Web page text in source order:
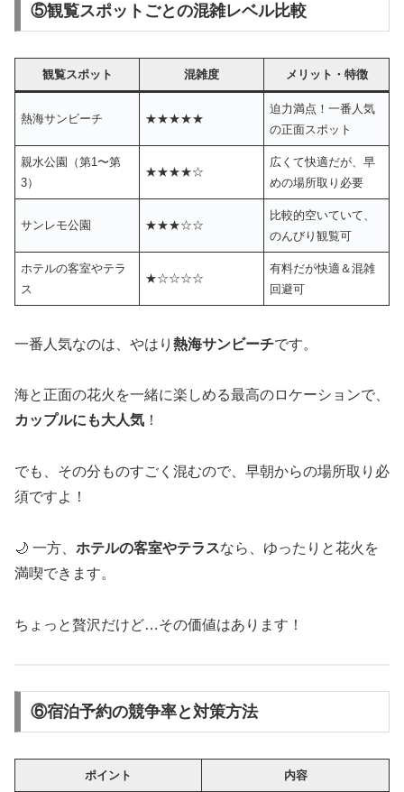
⑤観覧スポットごとの混雑レベル比較
観覧スポット 混雑度 メリット・特徴
熱海サンビーチ ★★★★★
迫力満点！一番人気
の正面スポット
親水公園（第1〜第
3）
★★★★☆
広くて快適だが、早
めの場所取り必要
サンレモ公園 ★★★☆☆
比較的空いていて、
のんびり観覧可
ホテルの客室やテラ
ス
★☆☆☆☆
有料だが快適＆混雑
回避可
一番人気なのは、やはり 熱海サンビーチです。
海と正面の花火を一緒に楽しめる最高のロケーションで、
カップルにも大人気 ！
でも、その分ものすごく混むので、早朝からの場所取り必
須ですよ！
🌙 一方、 ホテルの客室やテラスなら、ゆったりと花火を
満喫できます。
ちょっと贅沢だけど…その価値はあります！
⑥宿泊予約の競争率と対策方法
ポイント 内容